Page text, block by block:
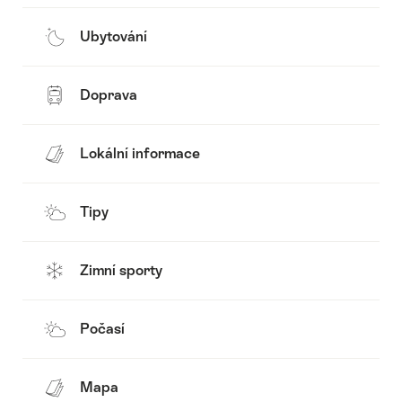
Ubytování
Doprava
Lokální informace
Tipy
Zimní sporty
Počasí
Mapa